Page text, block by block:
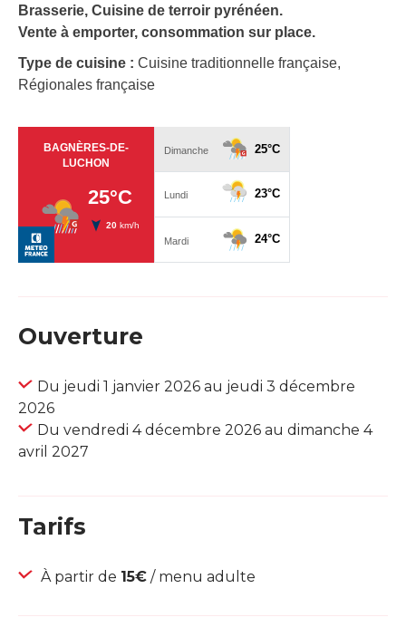
Brasserie, Cuisine de terroir pyrénéen.
Vente à emporter, consommation sur place.
Type de cuisine : Cuisine traditionnelle française,
Régionales française
Ouverture
Du jeudi 1 janvier 2026 au jeudi 3 décembre
2026
Du vendredi 4 décembre 2026 au dimanche 4
avril 2027
Tarifs
À partir de 15€ / menu adulte